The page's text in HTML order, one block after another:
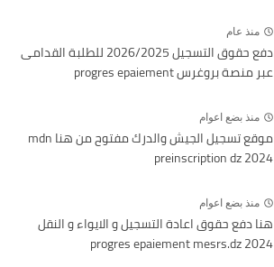
منذ عام
دفع حقوق التسجيل 2026/2025 للطلبة القدامى
عبر منصة بروغرس progres epaiement
منذ بضع اعوام
موقع تسجيل الجيش والدرك مفتوح من هنا mdn
preinscription dz 2024
منذ بضع اعوام
هنا دفع حقوق اعادة التسجيل و الايواء و النقل
2024 progres epaiement mesrs.dz